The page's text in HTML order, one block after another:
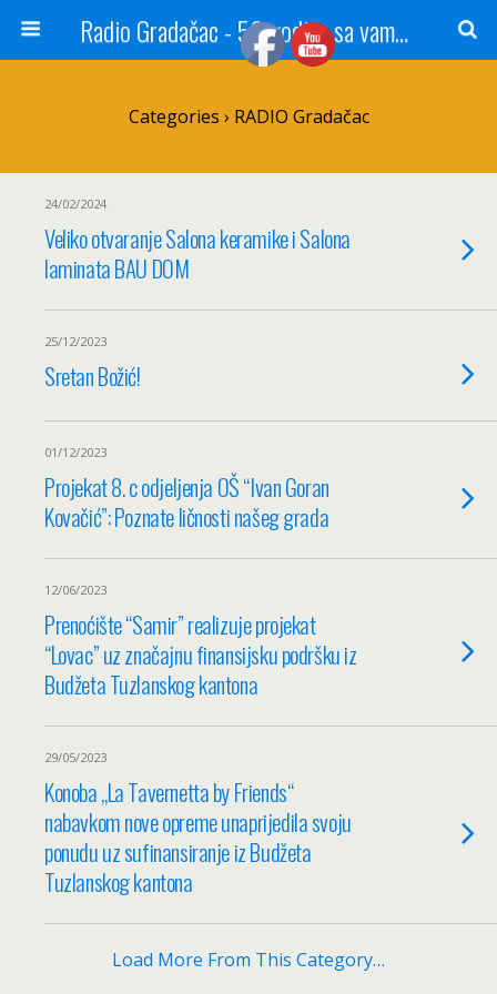
Radio Gradačac - 56 godina sa vama...
Categories › RADIO Gradačac
24/02/2024
Veliko otvaranje Salona keramike i Salona
laminata BAU DOM
25/12/2023
Sretan Božić!
01/12/2023
Projekat 8. c odjeljenja OŠ “Ivan Goran
Kovačić”: Poznate ličnosti našeg grada
12/06/2023
Prenoćište “Samir” realizuje projekat
“Lovac” uz značajnu finansijsku podršku iz
Budžeta Tuzlanskog kantona
29/05/2023
Konoba „La Tavernetta by Friends“
nabavkom nove opreme unaprijedila svoju
ponudu uz sufinansiranje iz Budžeta
Tuzlanskog kantona
Load More From This Category…